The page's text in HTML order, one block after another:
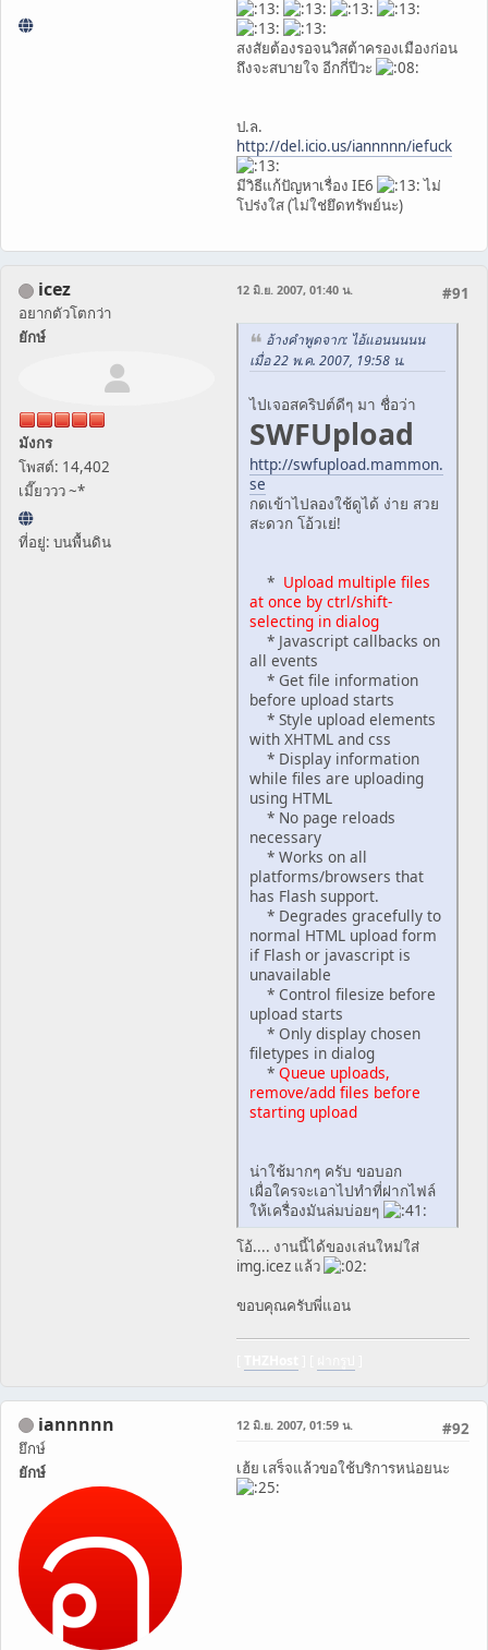
สงสัยต้องรอจนวิสต้าครองเมืองก่อน
ถึงจะสบายใจ อีกกี่ปีวะ
ป.ล.
http://del.icio.us/iannnnn/iefuck
มีวิธีแก้ปัญหาเรื่อง IE6
ไม่
โปร่งใส (ไม่ใช่ยึดทรัพย์นะ)
icez
อยากตัวโตกว่า
ยักษ์
มังกร
โพสต์: 14,402
เมี๊ยววว ~*
ที่อยู่: บนพื้นดิน
#91
12 มิ.ย. 2007, 01:40 น.
อ้างคำพูดจาก: ไอ้แอนนนนน
เมื่อ 22 พ.ค. 2007, 19:58 น.
ไปเจอสคริปต์ดีๆ มา ชื่อว่า
SWFUpload
http://swfupload.mammon.
se
กดเข้าไปลองใช้ดูได้ ง่าย สวย
สะดวก โอ้วเย่!
* Upload multiple files
at once by ctrl/shift-
selecting in dialog
* Javascript callbacks on
all events
* Get file information
before upload starts
* Style upload elements
with XHTML and css
* Display information
while files are uploading
using HTML
* No page reloads
necessary
* Works on all
platforms/browsers that
has Flash support.
* Degrades gracefully to
normal HTML upload form
if Flash or javascript is
unavailable
* Control filesize before
upload starts
* Only display chosen
filetypes in dialog
* Queue uploads,
remove/add files before
starting upload
น่าใช้มากๆ ครับ ขอบอก
เผื่อใครจะเอาไปทำที่ฝากไฟล์
ให้เครื่องมันล่มบ่อยๆ
โอ้.... งานนี้ได้ของเล่นใหม่ใส่
img.icez แล้ว
ขอบคุณครับพี่แอน
iannnnn
ยึกษ์
ยักษ์
#92
12 มิ.ย. 2007, 01:59 น.
เฮ้ย เสร็จแล้วขอใช้บริการหน่อยนะ